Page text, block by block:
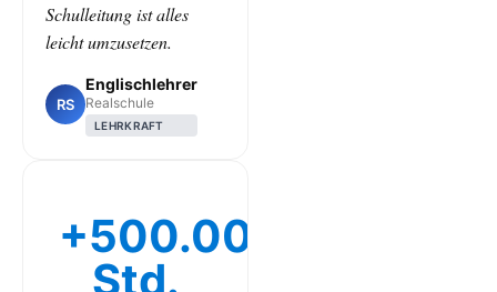
Schulleitung ist alles
leicht umzusetzen.
RS
Englischlehrer
Realschule
LEHRKRAFT
+500.000
Std.